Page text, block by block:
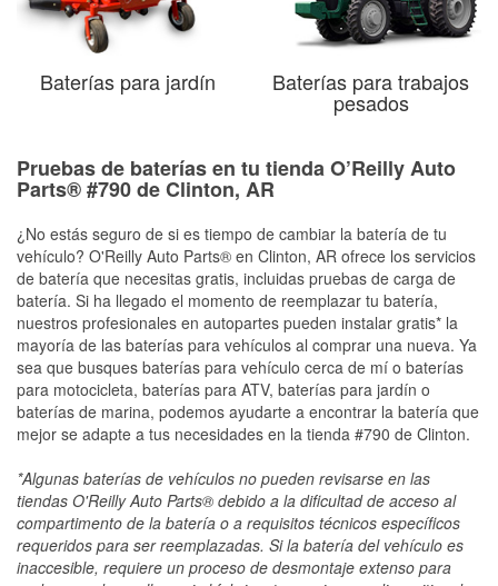
Baterías para jardín Baterías para trabajos
pesados
Pruebas de baterías en tu tienda O’Reilly Auto
Parts® #790 de Clinton, AR
¿No estás seguro de si es tiempo de cambiar la batería de tu
vehículo? O'Reilly Auto Parts® en Clinton, AR ofrece los servicios
de batería que necesitas gratis, incluidas pruebas de carga de
batería. Si ha llegado el momento de reemplazar tu batería,
nuestros profesionales en autopartes pueden instalar gratis* la
mayoría de las baterías para vehículos al comprar una nueva. Ya
sea que busques baterías para vehículo cerca de mí o baterías
para motocicleta, baterías para ATV, baterías para jardín o
baterías de marina, podemos ayudarte a encontrar la batería que
mejor se adapte a tus necesidades en la tienda #790 de Clinton.
*Algunas baterías de vehículos no pueden revisarse en las
tiendas O'Reilly Auto Parts® debido a la dificultad de acceso al
compartimento de la batería o a requisitos técnicos específicos
requeridos para ser reemplazadas. Si la batería del vehículo es
inaccesible, requiere un proceso de desmontaje extenso para